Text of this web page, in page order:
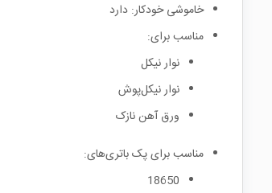
خاموشی خودکار: دارد
مناسب برای:
نوار نیکل
نوار نیکل‌پوش
ورق آهن نازک
مناسب برای پک باتری‌های:
18650